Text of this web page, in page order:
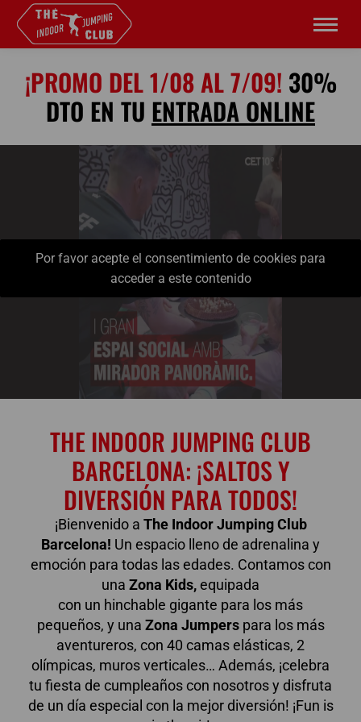
¡PROMO DEL 1/08 AL 7/09! 30%
DTO EN TU ENTRADA ONLINE
Por favor acepte el consentimiento de cookies para
acceder a este contenido
THE INDOOR JUMPING CLUB
BARCELONA: ¡SALTOS Y
DIVERSIÓN PARA TODOS!
¡Bienvenido a The Indoor Jumping Club
Barcelona! Un espacio lleno de adrenalina y
emoción para todas las edades. Contamos con
una Zona Kids,equipada
con un hinchable gigante para los más
pequeños, y una Zona Jumperspara los más
aventureros, con 40 camas elásticas, 2
olímpicas, muros verticales… Además, ¡celebra
tu fiesta de cumpleaños con nosotros y disfruta
de un día especial con la mejor diversión! ¡Fun is